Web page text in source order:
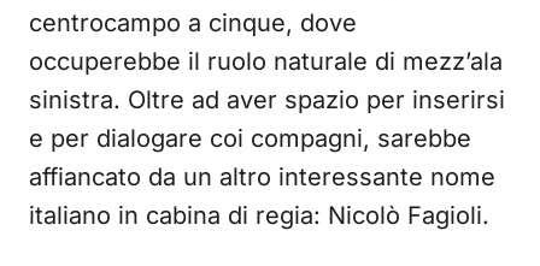
centrocampo a cinque, dove
occuperebbe il ruolo naturale di mezz’ala
sinistra. Oltre ad aver spazio per inserirsi
e per dialogare coi compagni, sarebbe
affiancato da un altro interessante nome
italiano in cabina di regia: Nicolò Fagioli.